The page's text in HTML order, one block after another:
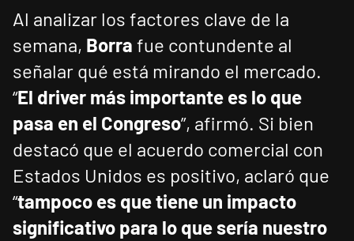
Al analizar los factores clave de la
semana, Borra fue contundente al
señalar qué está mirando el mercado.
“El driver más importante es lo que
pasa en el Congreso”, afirmó. Si bien
destacó que el acuerdo comercial con
Estados Unidos es positivo, aclaró que
“tampoco es que tiene un impacto
significativo para lo que sería nuestro